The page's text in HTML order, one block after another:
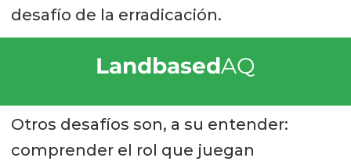
desafío de la erradicación.
LandbasedAQ
Otros desafíos son, a su entender:
comprender el rol que juegan